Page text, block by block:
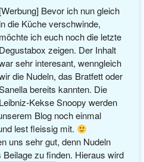
[Werbung] Bevor ich nun gleich
die Küche verschwinde,
möchte ich euch noch die letzte
Degustabox zeigen. Der Inhalt
sehr interesant, wenngleich
die Nudeln, das Bratfett oder
bereits kannten. Die
Leibniz-Kekse Snoopy werden
Blog noch einmal
lest fleissig mit.
uns sehr gut, denn Nudeln
zu finden. Hieraus wird